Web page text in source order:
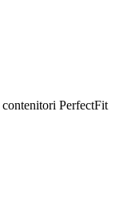
PerfectFit